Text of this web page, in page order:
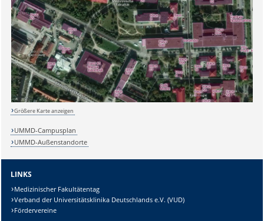
Sicherheitsabfrage:
Lösung:
Größere Karte anzeigen
UMMD-Campusplan
UMMD-Außenstandorte
LINKS
Medizinischer Fakultätentag
Verband der Universitätsklinika Deutschlands e.V. (VUD)
Fördervereine